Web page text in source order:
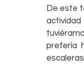
De este
prefería